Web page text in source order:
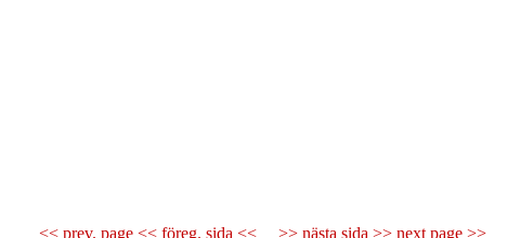
<< prev. page << föreg. sida <<
>> nästa sida >> next page >>